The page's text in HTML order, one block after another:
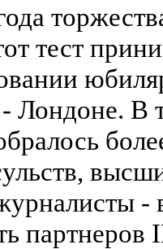
тест
Лондоне. В
-